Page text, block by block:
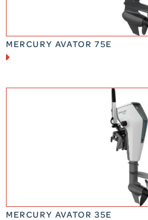
MERCURY AVATOR 75E
MERCURY AVATOR 35E